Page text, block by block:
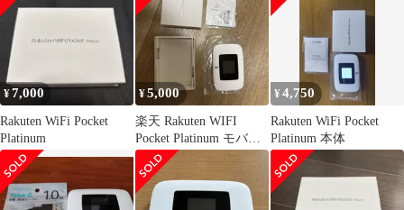
¥7,000
Rakuten WiFi Pocket
Platinum
¥5,000
楽天 Rakuten WIFI
Pocket Platinum モバイ
ルルーター
¥4,750
Rakuten WiFi Pocket
Platinum 本体